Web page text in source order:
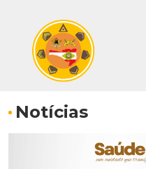
Notícias